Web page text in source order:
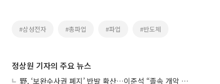
#삼성전자 #총파업 #파업 #반도체
정상원 기자의 주요 뉴스
野, ‘보완수사권 폐지’ 반발 확산…이준석 “졸속 개악 입법”